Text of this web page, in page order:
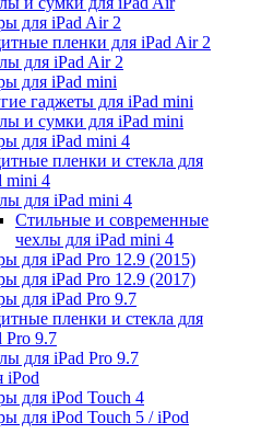
для iPad Air 2
пленки для iPad Air 2
для iPad Air 2
для iPad mini
гаджеты для iPad mini
и сумки для iPad mini
для iPad mini 4
пленки и стекла для
mini 4
для iPad mini 4
Стильные и современные
чехлы для iPad mini 4
для iPad Pro 12.9 (2015)
для iPad Pro 12.9 (2017)
для iPad Pro 9.7
пленки и стекла для
Pro 9.7
для iPad Pro 9.7
iPod
для iPod Touch 4
для iPod Touch 5 / iPod